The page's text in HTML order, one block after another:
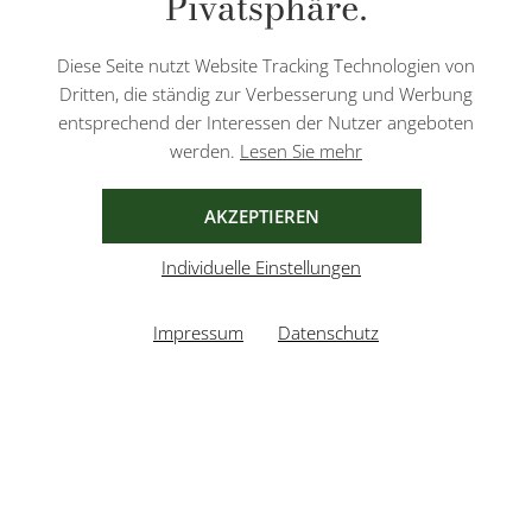
Diese Website ist durch reCAPTCHA geschützt und es gelten die
Diese Seite nutzt Website Tracking Technologien von
Dritten, die ständig zur Verbesserung und Werbung
entsprechend der Interessen der Nutzer angeboten
werden. Lesen Sie mehr
AKZEPTIEREN
Individuelle Einstellungen
Impressum Datenschutz